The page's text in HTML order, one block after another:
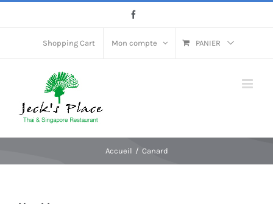
Shopping Cart Mon compte PANIER
Accueil Canard